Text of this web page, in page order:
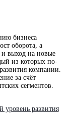
бизнеса
оборота, а
выход на новые
из которых по-
компании.
за счёт
сегментов.
уровень развития